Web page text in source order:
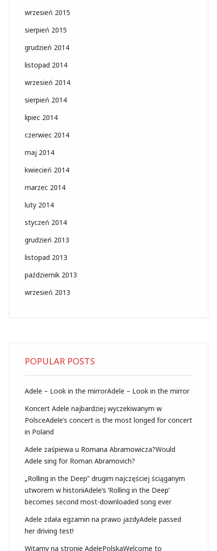
wrzesień 2015
sierpień 2015
grudzień 2014
listopad 2014
wrzesień 2014
sierpień 2014
lipiec 2014
czerwiec 2014
maj 2014
kwiecień 2014
marzec 2014
luty 2014
styczeń 2014
grudzień 2013
listopad 2013
październik 2013
wrzesień 2013
POPULAR POSTS
Adele – Look in the mirrorAdele – Look in the mirror
Koncert Adele najbardziej wyczekiwanym w
PolsceAdele’s concert is the most longed for concert
in Poland
Adele zaśpiewa u Romana Abramowicza?Would
Adele sing for Roman Abramovich?
„Rolling in the Deep” drugim najczęściej ściąganym
utworem w historiiAdele’s ‘Rolling in the Deep’
becomes second most-downloaded song ever
Adele zdała egzamin na prawo jazdyAdele passed
her driving test!
Witamy na stronie AdelePolskaWelcome to